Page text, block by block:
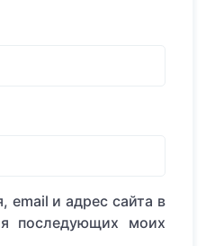
email и адрес сайта в
последующих моих